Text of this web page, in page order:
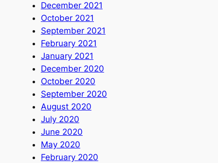
December 2021
October 2021
September 2021
February 2021
January 2021
December 2020
October 2020
September 2020
August 2020
July 2020
June 2020
May 2020
February 2020